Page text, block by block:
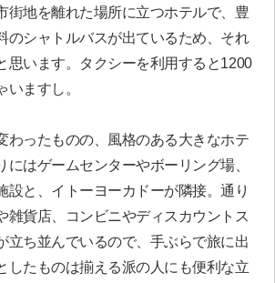
街地を離れた場所に立つホテルで、豊
のシャトルバスが出ているため、それ
思います。タクシーを利用すると1200
いますし。
わったものの、風格のある大きなホテ
にはゲームセンターやボーリング場、
設と、イトーヨーカドーが隣接。通り
雑貨店、コンビニやディスカウントス
立ち並んでいるので、手ぶらで旅に出
したものは揃える派の人にも便利な立